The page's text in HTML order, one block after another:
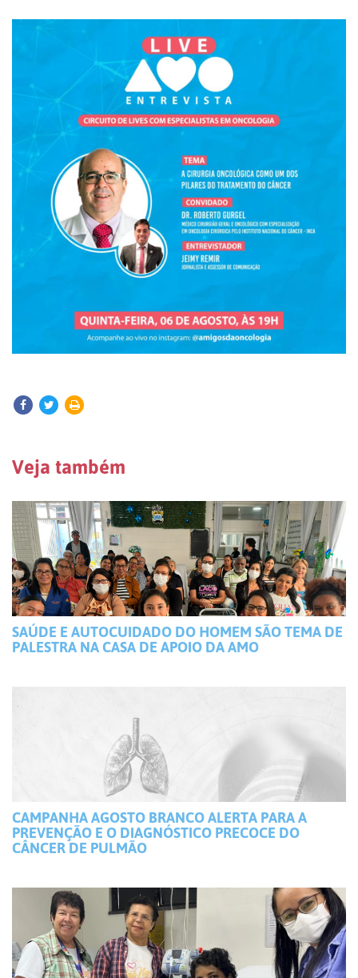
Veja também
SAÚDE E AUTOCUIDADO DO HOMEM SÃO TEMA DE
PALESTRA NA CASA DE APOIO DA AMO
CAMPANHA AGOSTO BRANCO ALERTA PARA A
PREVENÇÃO E O DIAGNÓSTICO PRECOCE DO
CÂNCER DE PULMÃO